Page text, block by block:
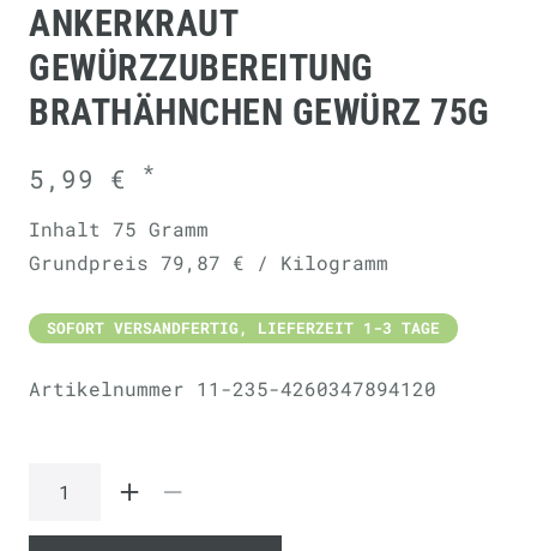
ANKERKRAUT
GEWÜRZZUBEREITUNG
BRATHÄHNCHEN GEWÜRZ 75G
5,99 € *
Inhalt 75 Gramm
Grundpreis 79,87 € / Kilogramm
SOFORT VERSANDFERTIG, LIEFERZEIT 1-3 TAGE
Artikelnummer 11-235-4260347894120